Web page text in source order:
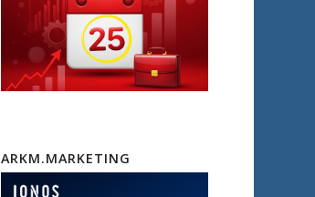
ARKM.MARKETING